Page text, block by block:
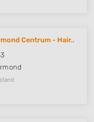
Centrum - Hair..